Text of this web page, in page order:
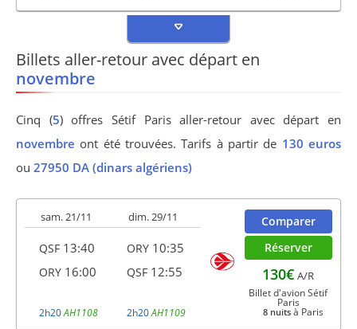
Billets aller-retour avec départ en
novembre
Cinq (5) offres Sétif Paris aller-retour avec départ en
novembre ont été trouvées. Tarifs à partir de 130 euros
ou 27950 DA (dinars algériens)
sam. 21/11
QSF 13:40
ORY 16:00
2h20AH1108
dim. 29/11
ORY 10:35
QSF 12:55
2h20AH1109
Comparer
Réserver
130€ A/R
Billet d'avion Sétif
Paris
8 nuits à Paris